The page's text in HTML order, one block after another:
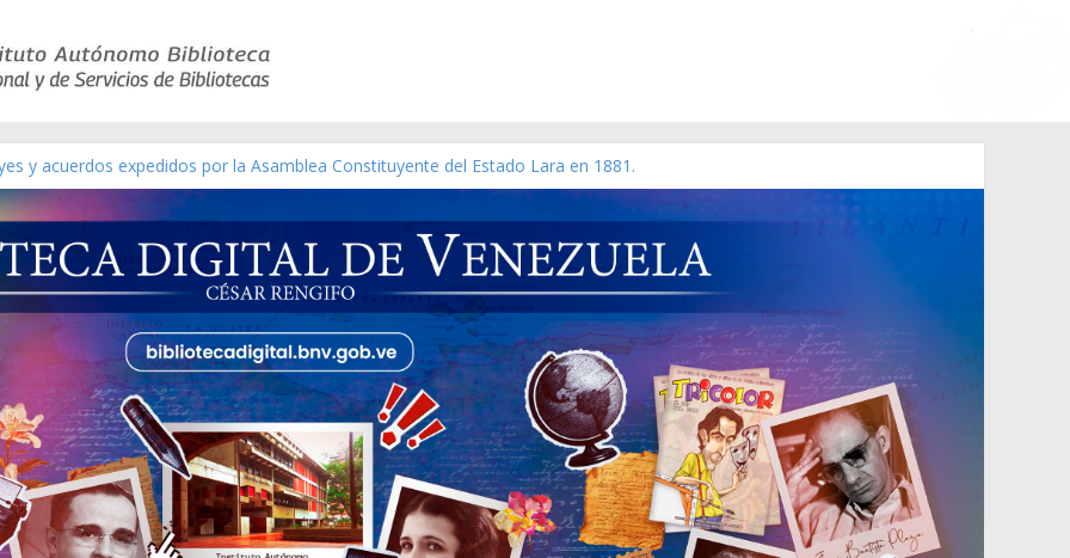
y acuerdos expedidos por la Asamblea Constituyente del Estado Lara en 1881.
gráfico]
[material gráfico]
la República de Venezuela año CXXXIII Mes V, Caracas 09 de marzo de 2006 N° 38.394
de obras de Modesta Bor